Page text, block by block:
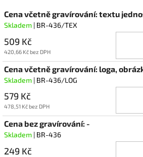
Cena včetně gravírování: textu
Skladem | BR-436/TEX
509 Kč
420,66 Kč bez DPH
Cena včetně gravírování: loga,
Skladem | BR-436/LOG
579 Kč
478,51 Kč bez DPH
Cena bez gravírování: -
Skladem | BR-436
249 Kč